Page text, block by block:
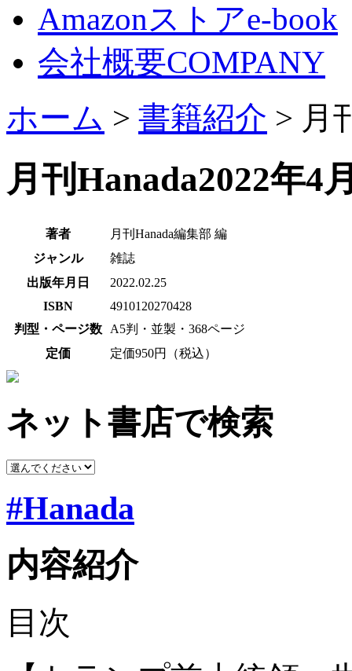
Amazonストアe-book
会社概要COMPANY
ホーム > 書籍紹介 > 月
月刊Hanada2022年4
著者
月刊Hanada編集部 編
ジャンル
雑誌
出版年月日
2022.02.25
ISBN
4910120270428
判型・ページ数
A5判・並製・368ページ
定価
定価950円（税込）
ネット書店で検索
#Hanada
内容紹介
目次